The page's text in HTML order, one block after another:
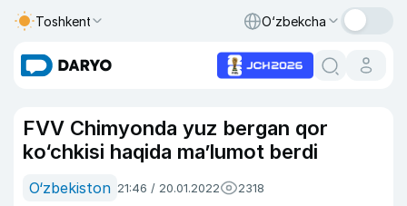
Toshkent O‘zbekcha
FVV Chimyonda yuz bergan qor
ko‘chkisi haqida ma’lumot berdi
O‘zbekiston 21:46 / 20.01.2022 2318